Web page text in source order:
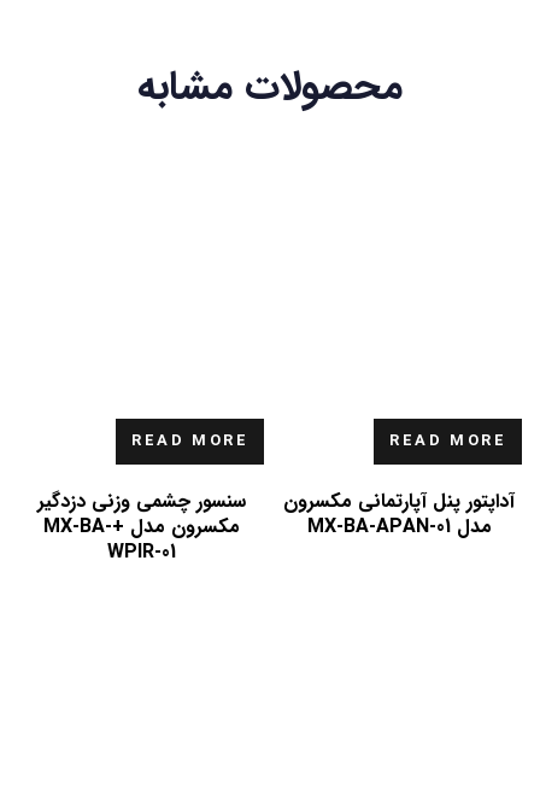
محصولات مشابه
READ MORE
آداپتور پنل آپارتمانی مکسرون
مدل MX-BA-APAN-01
READ MORE
سنسور چشمی وزنی دزدگیر
مکسرون مدل +MX-BA-
WPIR-01